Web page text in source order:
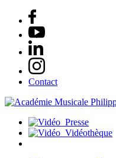
Contact
Presse
Vidéothèque